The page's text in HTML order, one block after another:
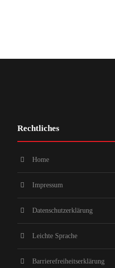
Rechtliches
Home
Impressum
Datenschutzerklärung
Leichte Sprache
Barrierefreiheitserklärung